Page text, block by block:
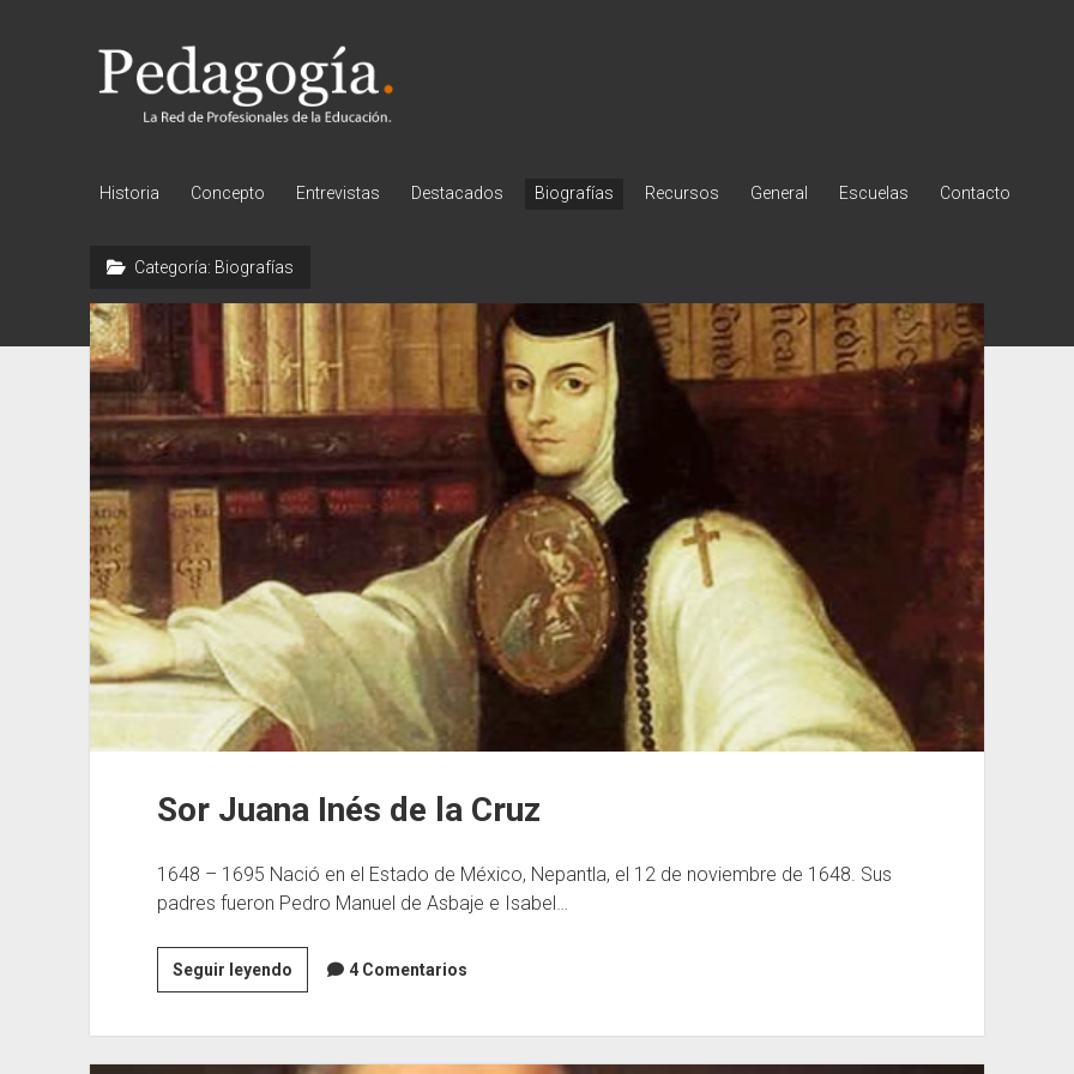
Pedagogía
Historia Concepto Entrevistas Destacados Biografías Recursos General Escuelas Contacto
Categoría: Biografías
Sor Juana Inés de la Cruz
1648 – 1695 Nació en el Estado de México, Nepantla, el 12 de noviembre de 1648. Sus
padres fueron Pedro Manuel de Asbaje e Isabel…
Seguir leyendoSor
Juana
4 Comentarios